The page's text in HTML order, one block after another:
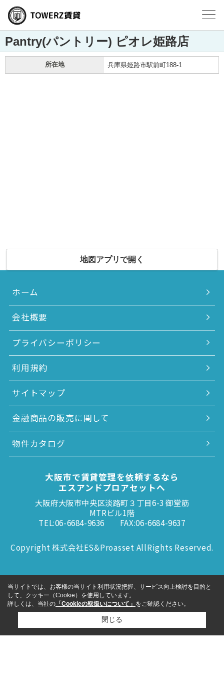
Pantry(パントリー) ピオレ姫路店
所在地 兵庫県姫路市駅前町188-1
地図アプリで開く
ホーム
会社概要
プライバシーポリシー
利用規約
サイトマップ
金融商品の販売に関して
物件カタログ
大阪市で賃貸管理を依頼するなら
エスアンドプロアセットへ
大阪府大阪市中央区淡路町３丁目6-3 御堂筋
MTRビル1階
TEL:06-6684-9636
FAX:06-6684-9637
Copyright 株式会社ES&Proasset AllRights Reserved.
当サイトでは、お客様の当サイト利用状況把握、サービス向上検討を目的と
して、クッキー（Cookie）を使用しています。
詳しくは、当社の 「Cookieの取扱いについて」 をご確認ください。
閉じる